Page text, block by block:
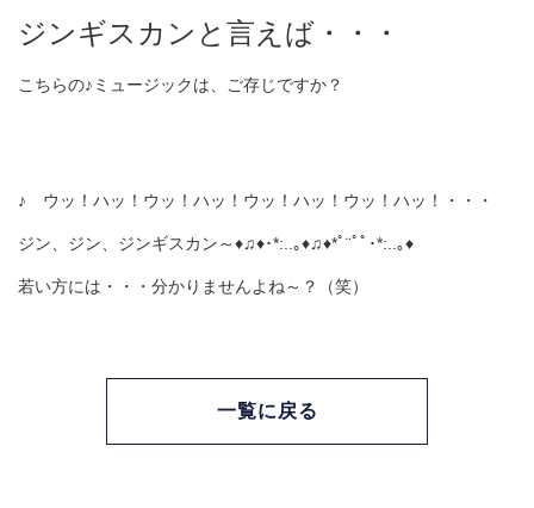
ジンギスカンと言えば・・・
こちらの♪ミュージックは、ご存じですか？
♪ ウッ！ハッ！ウッ！ハッ！ウッ！ハッ！ウッ！ハッ！・・・
ジン、ジン、ジンギスカン～♦♫♦･*:..｡♦♫♦*ﾟ¨ﾟﾟ･*:..｡♦
若い方には・・・分かりませんよね～？（笑）
一覧に戻る